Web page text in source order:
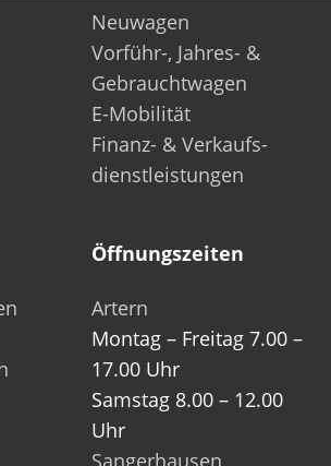
Neuwagen
Vorführ-, Jahres- &
Gebrauchtwagen
E-Mobilität
Finanz- & Verkaufs­-
dienstleistungen
Öffnungszeiten
Artern
Montag – Freitag 7.00 –
17.00 Uhr
Samstag 8.00 – 12.00
Uhr
Sangerhausen